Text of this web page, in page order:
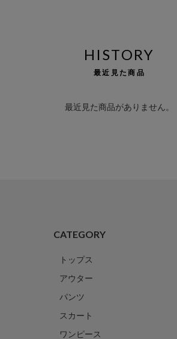
HISTORY
最近見た商品
最近見た商品がありません。
CATEGORY
トップス
アウター
パンツ
スカート
ワンピース